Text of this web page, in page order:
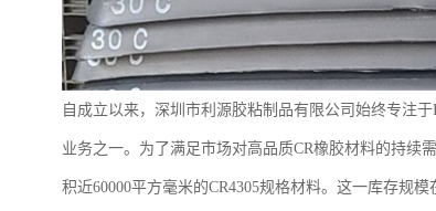
自成立以来，深圳市利源胶粘制品有限公司始终专注
业务之一。为了满足市场对高品质CR橡胶材料的持续
积近60000平方毫米的CR4305规格材料。这一库存规